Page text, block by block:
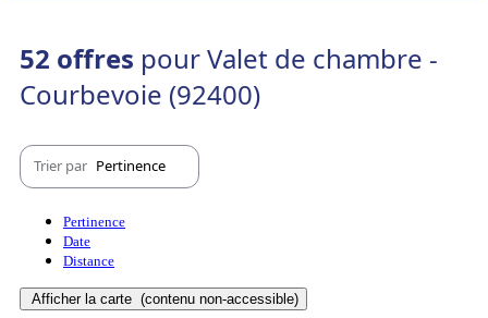
52 offres pour Valet de chambre -
Courbevoie (92400)
Trier par Pertinence
Pertinence
Date
Distance
Afficher la carte (contenu non-accessible)